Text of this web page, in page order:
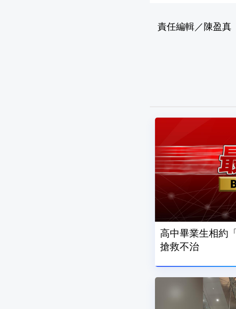
責任編輯／陳盈真
高中畢業生相約
搶救不治